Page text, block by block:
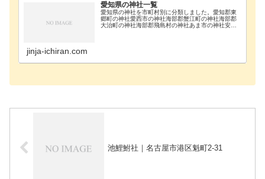
愛知県の神社一覧
愛知県の神社を市町村別に分類しました。愛知郡東
郷町の神社愛西市の神社海部郡蟹江町の神社海部郡
大治町の神社海部郡飛島村の神社あま市の神社安城
jinja-ichiran.com
池鯉鮒社｜名古屋市港区魁町2-31